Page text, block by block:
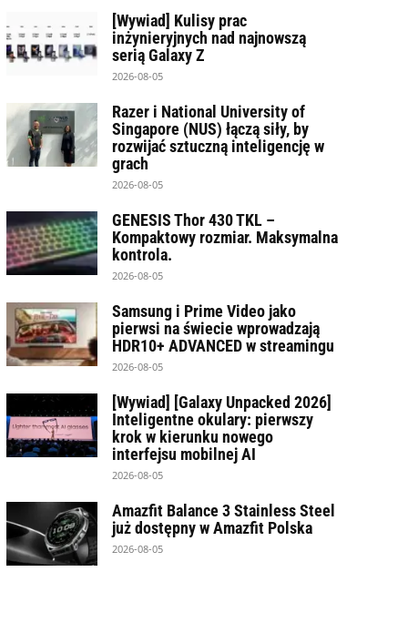
[Wywiad] Kulisy prac
inżynieryjnych nad najnowszą
serią Galaxy Z
2026-08-05
Razer i National University of
Singapore (NUS) łączą siły, by
rozwijać sztuczną inteligencję w
grach
2026-08-05
GENESIS Thor 430 TKL –
Kompaktowy rozmiar. Maksymalna
kontrola.
2026-08-05
Samsung i Prime Video jako
pierwsi na świecie wprowadzają
HDR10+ ADVANCED w streamingu
2026-08-05
[Wywiad] [Galaxy Unpacked 2026]
Inteligentne okulary: pierwszy
krok w kierunku nowego
interfejsu mobilnej AI
2026-08-05
Amazfit Balance 3 Stainless Steel
już dostępny w Amazfit Polska
2026-08-05